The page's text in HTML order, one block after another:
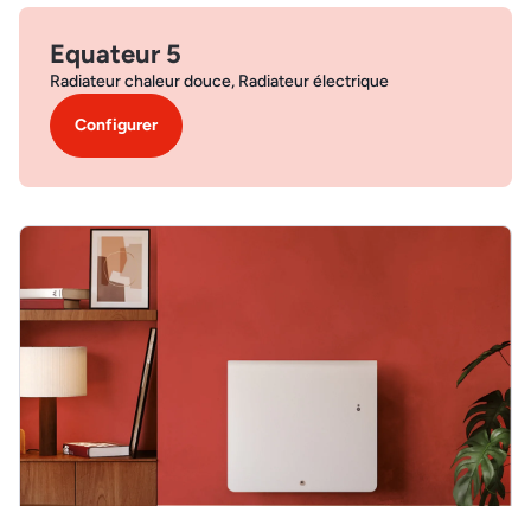
Equateur 5
Radiateur chaleur douce, Radiateur électrique
Configurer